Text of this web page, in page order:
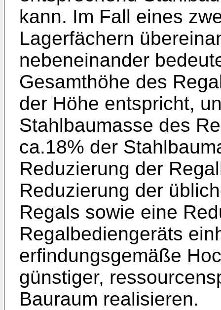
kann. Im Fall eines
Lagerfächern
nebeneinander
Gesamthöhe des
der Höhe entspricht,
Stahlbaumasse des
ca.18% der
Reduzierung der
Reduzierung der
Regals sowie eine
Regalbediengeräts
erfindungsgemäße
günstiger,
Bauraum realisieren.